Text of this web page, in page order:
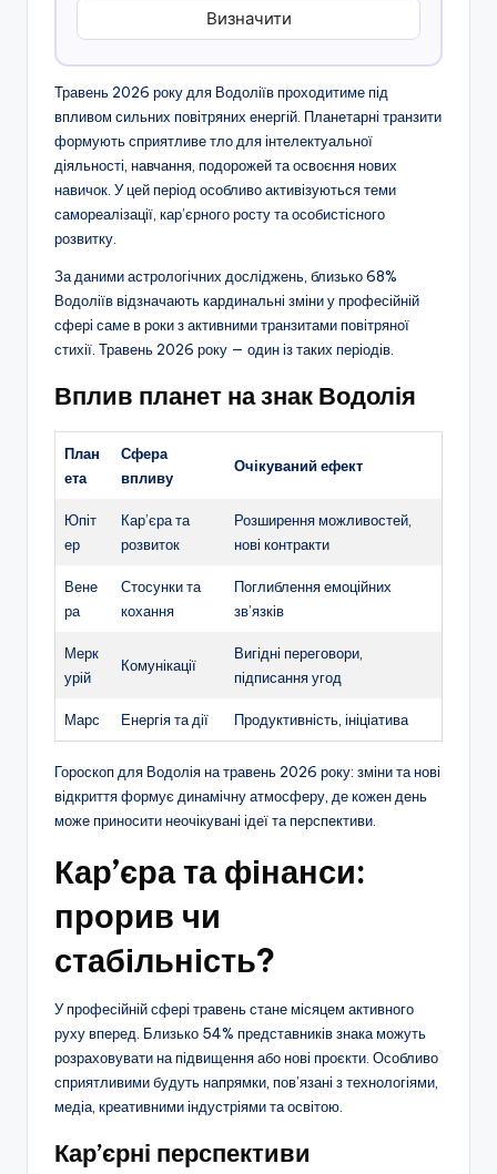
Визначити
Травень 2026 року для Водоліїв проходитиме під
впливом сильних повітряних енергій. Планетарні транзити
формують сприятливе тло для інтелектуальної
діяльності, навчання, подорожей та освоєння нових
навичок. У цей період особливо активізуються теми
самореалізації, кар’єрного росту та особистісного
розвитку.
За даними астрологічних досліджень, близько 68%
Водоліїв відзначають кардинальні зміни у професійній
сфері саме в роки з активними транзитами повітряної
стихії. Травень 2026 року — один із таких періодів.
Вплив планет на знак Водолія
План
ета
Сфера
впливу
Очікуваний ефект
Юпіт
ер
Кар’єра та
розвиток
Розширення можливостей,
нові контракти
Вене
ра
Стосунки та
кохання
Поглиблення емоційних
зв’язків
Мерк
урій
Комунікації
Вигідні переговори,
підписання угод
Марс Енергія та дії Продуктивність, ініціатива
Гороскоп для Водолія на травень 2026 року: зміни та нові
відкриття формує динамічну атмосферу, де кожен день
може приносити неочікувані ідеї та перспективи.
Кар’єра та фінанси:
прорив чи
стабільність?
У професійній сфері травень стане місяцем активного
руху вперед. Близько 54% представників знака можуть
розраховувати на підвищення або нові проєкти. Особливо
сприятливими будуть напрямки, пов’язані з технологіями,
медіа, креативними індустріями та освітою.
Кар’єрні перспективи